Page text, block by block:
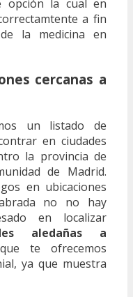
opción la cual en
a fin
la medicina en
cercanas a
un listado de
en ciudades
la provincia de
de Madrid.
en ubicaciones
no no hay
en localizar
aledañas a
te ofrecemos
ya que muestra